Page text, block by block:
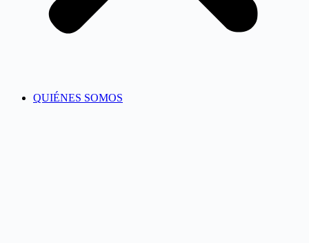
QUIÉNES SOMOS